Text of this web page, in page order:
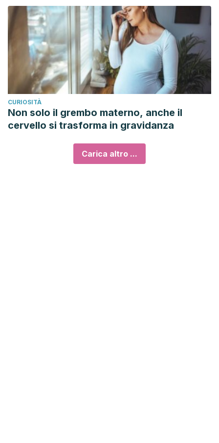
CURIOSITÀ
Non solo il grembo materno, anche il
cervello si trasforma in gravidanza
Carica altro ...